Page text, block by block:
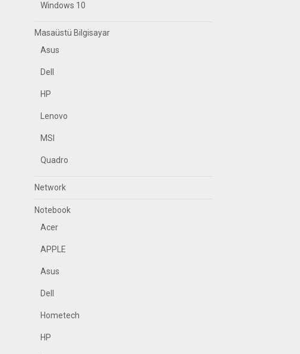
Windows 10
Masaüstü Bilgisayar
Asus
Dell
HP
Lenovo
MSI
Quadro
Network
Notebook
Acer
APPLE
Asus
Dell
Hometech
HP